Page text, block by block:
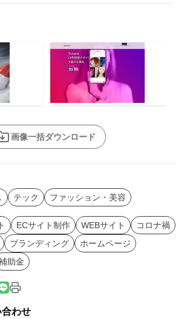
画像一括ダウンロード
テック ファッション・美容
ECサイト制作 WEBサイト
コロナ禍
ブランディング
ホームページ
助金
わせ